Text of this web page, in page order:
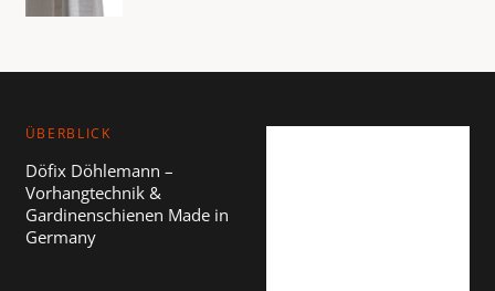
ÜBERBLICK
Döfix Döhlemann –
Vorhangtechnik &
Gardinenschienen Made in
Germany